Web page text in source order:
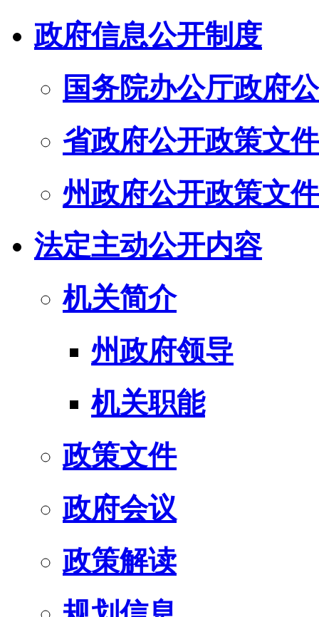
政府信息公开制度
国务院办公厅政府
省政府公开政策文件
州政府公开政策文件
法定主动公开内容
机关简介
州政府领导
机关职能
政策文件
政府会议
政策解读